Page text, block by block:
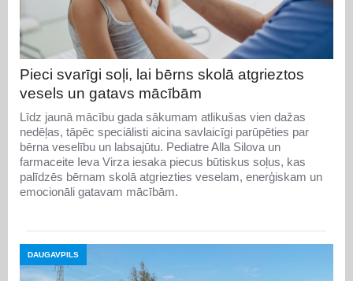
Pieci svarīgi soļi, lai bērns skolā atgrieztos
vesels un gatavs mācībām
Līdz jaunā mācību gada sākumam atlikušas vien dažas
nedēļas, tāpēc speciālisti aicina savlaicīgi parūpēties par
bērna veselību un labsajūtu. Pediatre Alla Silova un
farmaceite Ieva Virza iesaka piecus būtiskus soļus, kas
palīdzēs bērnam skolā atgriezties veselam, enerģiskam un
emocionāli gatavam mācībām.
DAUGAVPILS